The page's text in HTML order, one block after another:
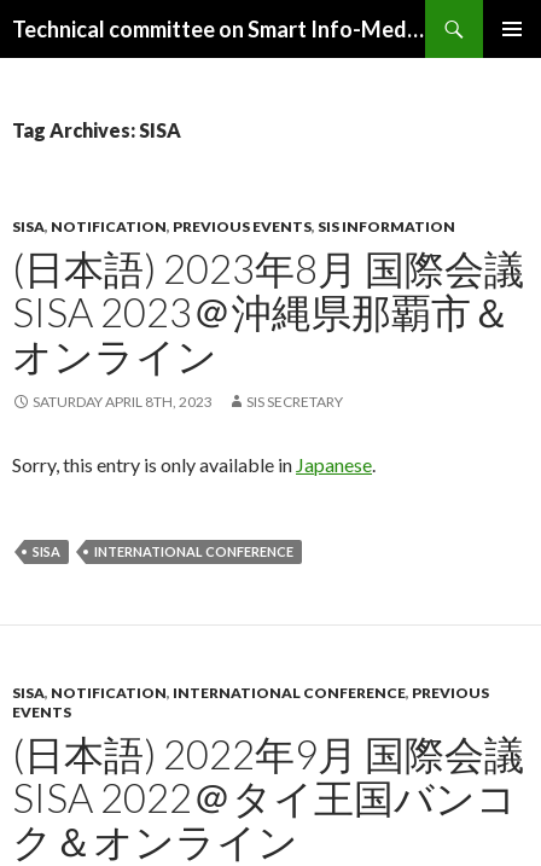
Technical committee on Smart Info-Media Systems (SIS), IEICE
Tag Archives: SISA
SISA, NOTIFICATION, PREVIOUS EVENTS, SIS INFORMATION
(日本語) 2023年8月 国際会議
SISA 2023＠沖縄県那覇市＆
オンライン
SATURDAY APRIL 8TH, 2023 SIS SECRETARY
Sorry, this entry is only available in Japanese.
SISA INTERNATIONAL CONFERENCE
SISA, NOTIFICATION, INTERNATIONAL CONFERENCE, PREVIOUS
EVENTS
(日本語) 2022年9月 国際会議
SISA 2022＠タイ王国バンコ
ク＆オンライン